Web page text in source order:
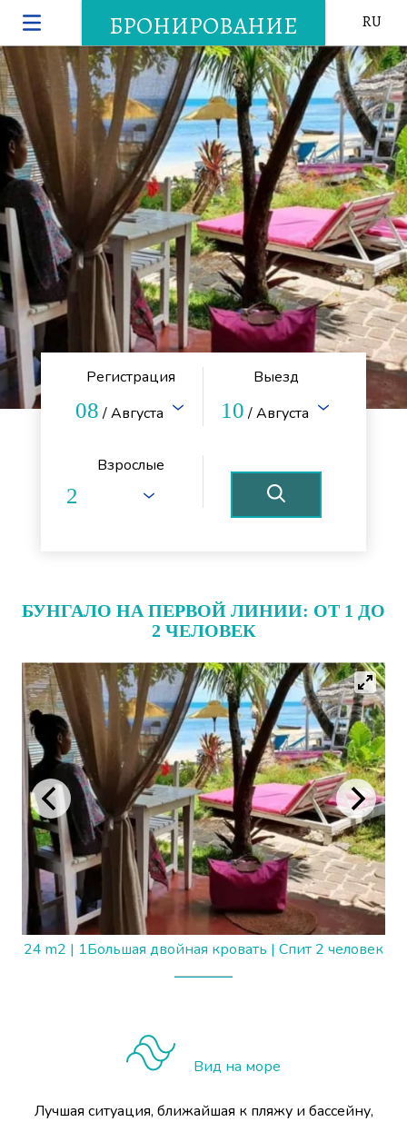
БРОНИРОВАНИЕ RU
Регистрация
08 / Августа
Выезд
10 / Августа
Взрослые
БУНГАЛО НА ПЕРВОЙ ЛИНИИ: ОТ 1 ДО
2 ЧЕЛОВЕК
24 m2 | 1Большая двойная кровать | Спит 2 человек
Вид на море
Лучшая ситуация, ближайшая к пляжу и бассейну,